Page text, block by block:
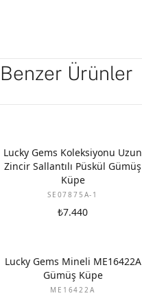
Benzer Ürünler
Lucky Gems Koleksiyonu Uzun
Zincir Sallantılı Püskül Gümüş
Küpe
SE07875A-1
₺7.440
Lucky Gems Mineli ME16422A
Gümüş Küpe
ME16422A